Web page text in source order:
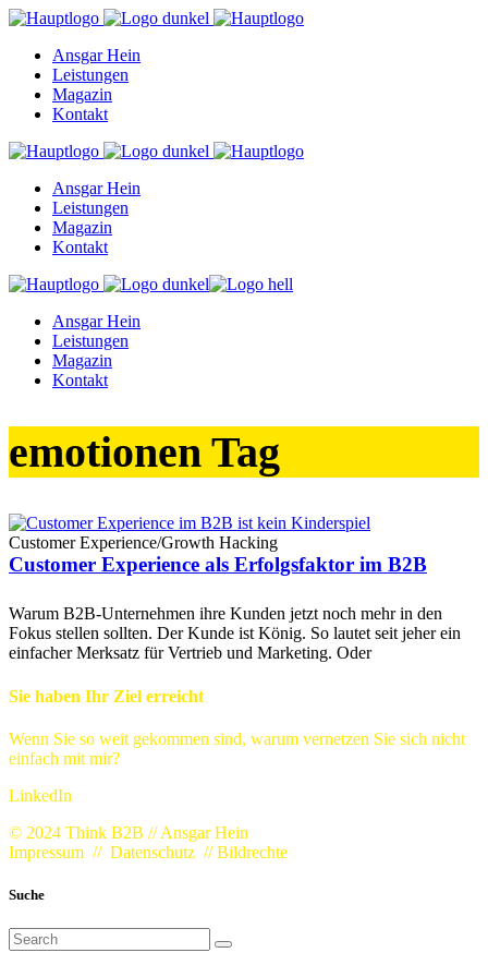
Ansgar Hein
Leistungen
Magazin
Kontakt
Ansgar Hein
Leistungen
Magazin
Kontakt
Ansgar Hein
Leistungen
Magazin
Kontakt
emotionen Tag
Customer Experience/Growth Hacking
Customer Experience als Erfolgsfaktor im B2B
Warum B2B-Unternehmen ihre Kunden jetzt noch mehr in den
Fokus stellen sollten. Der Kunde ist König. So lautet seit jeher ein
einfacher Merksatz für Vertrieb und Marketing. Oder
Sie haben Ihr Ziel erreicht
Wenn Sie so weit gekommen sind, warum vernetzen Sie sich nicht
einfach mit mir?
LinkedIn
© 2024 Think B2B // Ansgar Hein
Impressum // Datenschutz //Bildrechte
Suche
Search
for: